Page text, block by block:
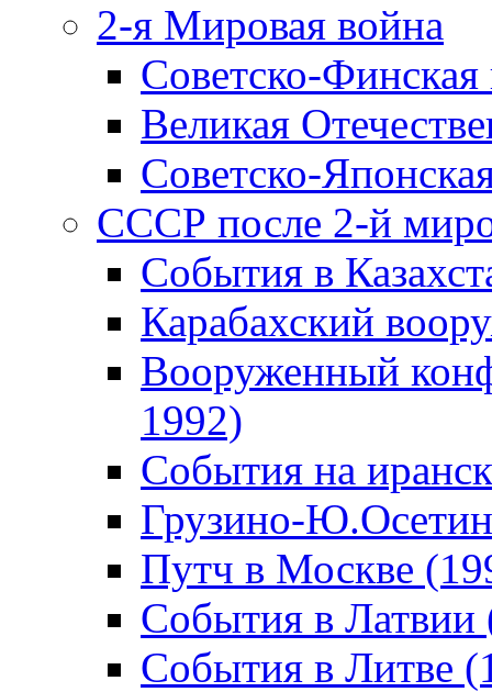
2-я Мировая война
Советско-
Великая
Советско-
СССР после 2-й
События в
Карабахский
Вооруженный
1992)
События на
Грузино-
Путч в Москве
События в Латвии
События в Литве